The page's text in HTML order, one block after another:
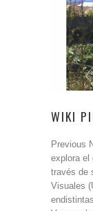
WIKI
Previous
explora el
través de
Visuales